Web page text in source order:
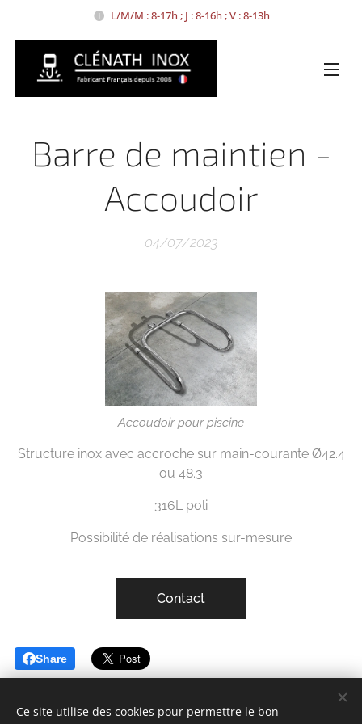
L/M/M : 8-17h ; J : 8-16h ; V : 8-13h
Barre de maintien -
Accoudoir
04/07/2023
Accoudoir pour piscine
Structure inox avec accroche sur main-courante Ø42.4
ou 48.3
316L poli
Possibilité de réalisations sur-mesure
Contact
Share
Ce site utilise des cookies pour permettre le bon